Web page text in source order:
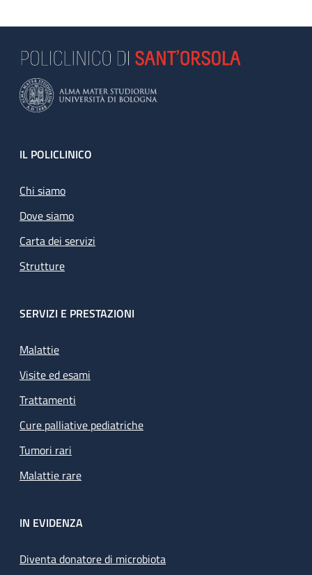
Footer
IL POLICLINICO
Chi siamo
Dove siamo
Carta dei servizi
Strutture
SERVIZI E PRESTAZIONI
Malattie
Visite ed esami
Trattamenti
Cure palliative pediatriche
Tumori rari
Malattie rare
IN EVIDENZA
Diventa donatore di microbiota